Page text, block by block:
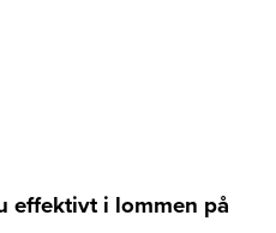
effektivt i lommen på